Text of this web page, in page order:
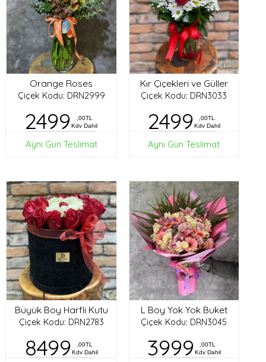
Orange Roses
Çiçek Kodu: DRN2999
2499
,00TL
Kdv Dahil
Aynı Gün Teslimat
Kır Çiçekleri ve Güller
Çiçek Kodu: DRN3033
2499
,00TL
Kdv Dahil
Aynı Gün Teslimat
Büyük Boy Harfli Kutu
Çiçek Kodu: DRN2783
8499
,00TL
Kdv Dahil
L Boy Yok Yok Buket
Çiçek Kodu: DRN3045
3999
,00TL
Kdv Dahil